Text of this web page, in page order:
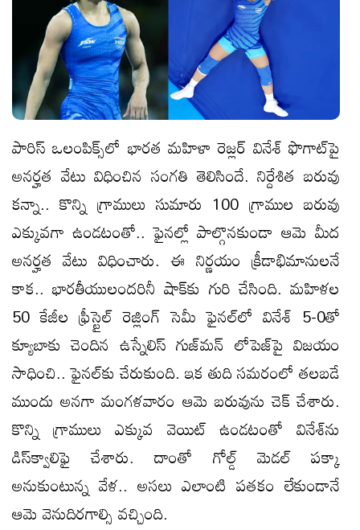
పారిస్‌ ఒలంపిక్స్‌లో భారత మహిళా రెజ్లర్‌ వినేశ్‌ ఫొగాట్‌పై
అనర్హత వేటు విధించిన సంగతి తెలిసిందే. నిర్దేశిత బరువు
కన్నా.. కొన్ని గ్రాములు సుమారు 100 గ్రాముల బరువు
ఎక్కువగా ఉండటంతో.. ఫైనల్లో పాల్గొనకుండా ఆమె మీద
అనర్హత వేటు విధించారు. ఈ నిర్ణయం క్రీడాభిమానులనే
కాక.. భారతీయులందరినీ షాక్‌కు గురి చేసింది. మహిళల
50 కేజీల ఫ్రీస్టైల్ రెజ్లింగ్ సెమీ ఫైనల్‌లో వినేశ్ 5-0తో
క్యూబాకు చెందిన ఉస్నేలిస్ గుజ్‌మన్ లోపెజ్‌పై విజయం
సాధించి.. ఫైనల్‌కు చేరుకుంది. ఇక తుది సమరంలో తలబడే
ముందు అనగా మంగళవారం ఆమె బరువును చెక్‌ చేశారు.
కొన్ని గ్రాములు ఎక్కువ వెయిట్‌ ఉండటంతో వినేశ్‌ను
డిస్‌క్వాలిఫై చేశారు. దాంతో గోల్డ్‌ మెడల్‌ పక్కా
అనుకుంటున్న వేళ.. అసలు ఎలాంటి పతకం లేకుండానే
ఆమె వెనుదిరగాల్సి వచ్చింది.